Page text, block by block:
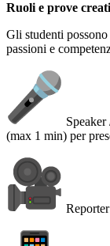
Ruoli e prove
Gli studenti
passioni e
(max 1 min) per